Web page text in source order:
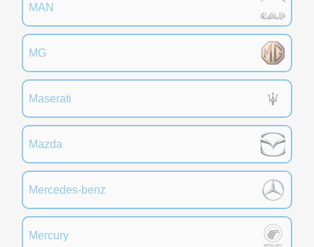
MAN
MG
Maserati
Mazda
Mercedes-benz
Mercury